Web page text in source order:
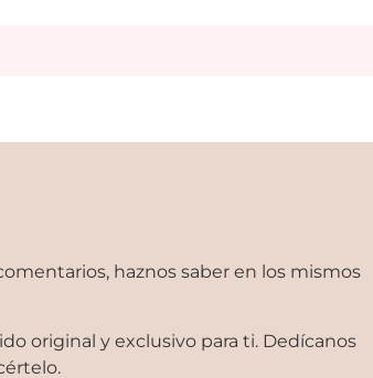
haznos saber en los mismos
original y exclusivo para ti. Dedícanos